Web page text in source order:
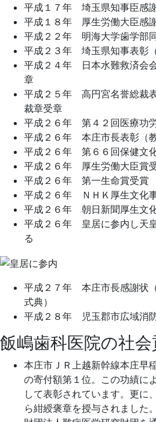
平成１７年 埼玉県知事臣感
平成１８年 厚生労働大臣感
平成２２年 明海大学歯学部
平成２３年 埼玉県知事表彰（
平成２４年 日本水難救済会
章
平成２５年 高円宮名誉総裁
裁章受章
平成２６年 第４２回医療功
平成２６年 本庄市長表彰（教
平成２６年 第６６回保健文
平成２６年 厚生労働大臣賞
平成２６年 第一生命賞受賞
平成２６年 ＮＨＫ厚生文化
平成２６年 朝日新聞厚生文
平成２６年 皇居に参内し天
る
平成２７年 本庄市長感謝状
式典）
平成２８年 児玉郡市広域消
飯嶋歯科医院の社会
本庄市ＪＲ上越新幹線本庄早
の寄付額第１位。この功績に
して表彰されています。更に
ら紺綬褒章を授与されました。